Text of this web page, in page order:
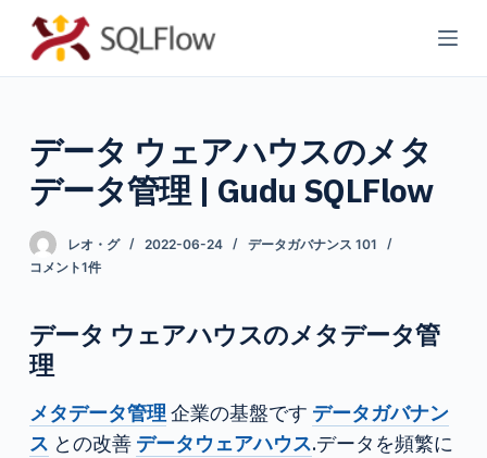
コ
ン
ツ
へ
ス
キ
ッ
データ ウェアハウスのメタ
データ管理 | Gudu SQLFlow
レオ・グ 2022-06-24
データガバナンス 101
コメント1件
データ ウェアハウスのメタデータ管
理
メタデータ管理 企業の基盤です データガバナン
ス との改善 データウェアハウス.データを頻繁に